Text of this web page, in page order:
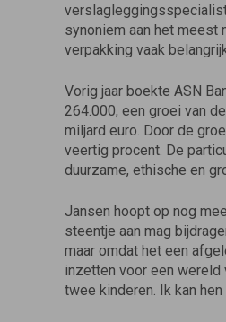
synoniem aan het meest
verpakking vaak
Vorig jaar boekte ASN
264.000, een groei van
miljard euro. Door de
veertig procent. De
duurzame, ethische en
Jansen hoopt op nog
steentje aan mag
maar omdat het een
inzetten voor een wereld
twee kinderen. Ik kan